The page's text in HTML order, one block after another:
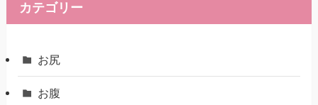
カテゴリー
お尻
お腹